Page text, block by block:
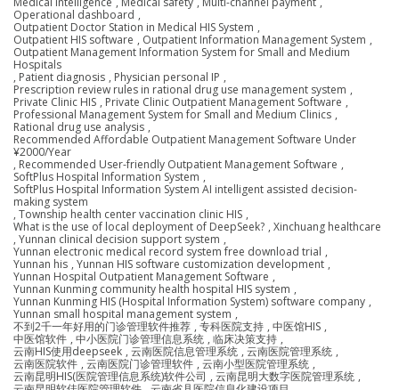
Operational dashboard ,
Outpatient Doctor Station in Medical HIS System ,
Outpatient HIS software , Outpatient Information Management System ,
Outpatient Management Information System for Small and Medium
Hospitals
, Patient diagnosis , Physician personal IP ,
Prescription review rules in rational drug use management system ,
Private Clinic HIS , Private Clinic Outpatient Management Software ,
Professional Management System for Small and Medium Clinics ,
Rational drug use analysis ,
Recommended Affordable Outpatient Management Software Under
¥2000/Year
, Recommended User-friendly Outpatient Management Software ,
SoftPlus Hospital Information System ,
SoftPlus Hospital Information System AI intelligent assisted decision-
making system
, Township health center vaccination clinic HIS ,
What is the use of local deployment of DeepSeek? , Xinchuang healthcare
, Yunnan clinical decision support system ,
Yunnan electronic medical record system free download trial ,
Yunnan his , Yunnan HIS software customization development ,
Yunnan Hospital Outpatient Management Software ,
Yunnan Kunming community health hospital HIS system ,
Yunnan Kunming HIS (Hospital Information System) software company ,
Yunnan small hospital management system ,
不到2千一年好用的门诊管理软件推荐 , 专科医院支持 , 中医馆HIS ,
中医馆软件 , 中小医院门诊管理信息系统 , 临床决策支持 ,
云南HIS使用deepseek , 云南医院信息管理系统 , 云南医院管理系统 ,
云南医院软件 , 云南医院门诊管理软件 , 云南小型医院管理系统 ,
云南昆明HIS(医院管理信息系统)软件公司 , 云南昆明大数字医院管理系统 ,